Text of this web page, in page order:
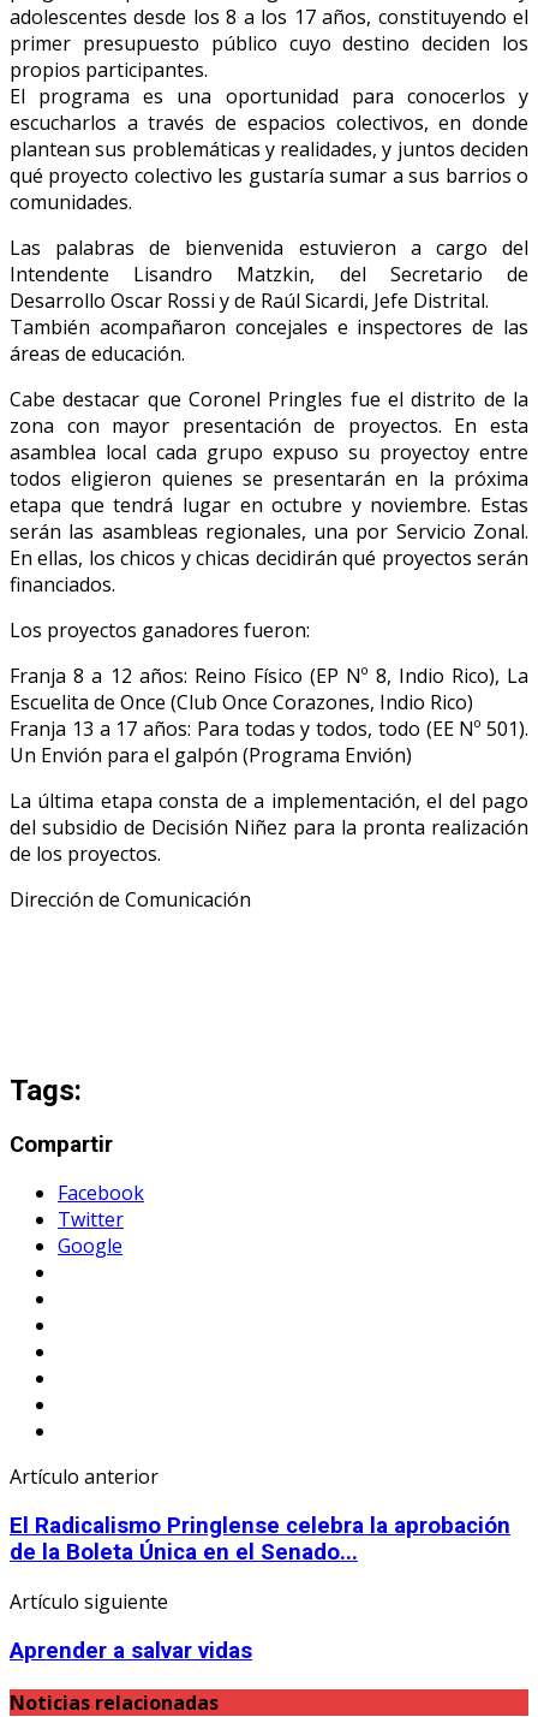
adolescentes desde los 8 a los 17 años, constituyendo el
primer presupuesto público cuyo destino deciden los
propios participantes.
El programa es una oportunidad para conocerlos y
escucharlos a través de espacios colectivos, en donde
plantean sus problemáticas y realidades, y juntos deciden
qué proyecto colectivo les gustaría sumar a sus barrios o
comunidades.
Las palabras de bienvenida estuvieron a cargo del
Intendente Lisandro Matzkin, del Secretario de
Desarrollo Oscar Rossi y de Raúl Sicardi, Jefe Distrital.
También acompañaron concejales e inspectores de las
áreas de educación.
Cabe destacar que Coronel Pringles fue el distrito de la
zona con mayor presentación de proyectos. En esta
asamblea local cada grupo expuso su proyectoy entre
todos eligieron quienes se presentarán en la próxima
etapa que tendrá lugar en octubre y noviembre. Estas
serán las asambleas regionales, una por Servicio Zonal.
En ellas, los chicos y chicas decidirán qué proyectos serán
financiados.
Los proyectos ganadores fueron:
Franja 8 a 12 años: Reino Físico (EP Nº 8, Indio Rico), La
Escuelita de Once (Club Once Corazones, Indio Rico)
Franja 13 a 17 años: Para todas y todos, todo (EE Nº 501).
Un Envión para el galpón (Programa Envión)
La última etapa consta de a implementación, el del pago
del subsidio de Decisión Niñez para la pronta realización
de los proyectos.
Dirección de Comunicación
Tags:
Compartir
Facebook
Twitter
Google
Artículo anterior
El Radicalismo Pringlense celebra la aprobación
de la Boleta Única en el Senado...
Artículo siguiente
Aprender a salvar vidas
Noticias relacionadas